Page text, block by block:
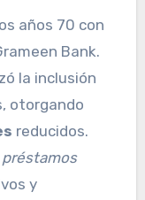
años 70 con
Bank.
la inclusión
otorgando
reducidos.
préstamos
y